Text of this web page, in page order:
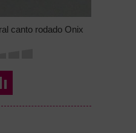
canto rodado Onix